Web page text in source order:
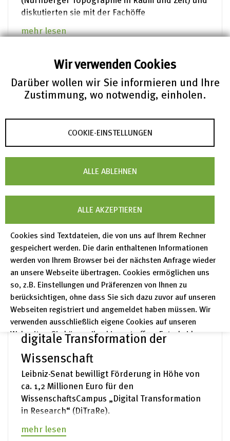
Wir verwenden Cookies
Darüber wollen wir Sie informieren und Ihre
Zustimmung, wo notwendig, einholen.
COOKIE-EINSTELLUNGEN
ALLE ABLEHNEN
ALLE AKZEPTIEREN
Cookies sind Textdateien, die von uns auf Ihrem Rechner
gespeichert werden. Die darin enthaltenen Informationen
werden von Ihrem Browser bei der nächsten Anfrage wieder
an unsere Webseite übertragen. Cookies ermöglichen uns
so, z.B. Einstellungen und Präferenzen von Ihnen zu
berücksichtigen, ohne dass Sie sich dazu zuvor auf unseren
Webseiten registriert und angemeldet haben müssen. Wir
verwenden ausschließlich eigene Cookies auf unseren
Webseiten. Sie können Ihre hier getroffene Entscheidung
unter "Einstellungen" jederzeit ändern und somit auch eine
erteilte Einwilligung für die Zukunft widerrufen.
Datenschutzerklärung
Impressum
diskutierten sie mit der Fachöffe
mehr lesen
FIZ News – 25.04.2023
Die Nutzerinnen und Nutzer im
Bibliothek #relaunched
Die Deutsche Digitale Bibliothek weist bereits
über 45 Millionen Kulturobjekte von rund 780
Kultur- und Wissensinstitutionen nach und
mehr lesen
Pressemeldung – 03.04.2023
Gemeinsamer
WissenschaftsCampus von FIZ
Karlsruhe und KIT erforscht die
digitale Transformation der
Wissenschaft
Leibniz-Senat bewilligt Förderung in Höhe von
ca. 1,2 Millionen Euro für den
WissenschaftsCampus „Digital Transformation
in Research“ (DiTraRe).
mehr lesen